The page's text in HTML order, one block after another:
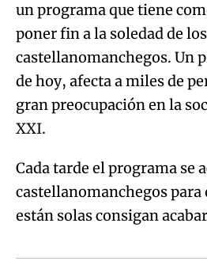
un programa que tiene
poner fin a la soledad de los
castellanomanchegos. Un
de hoy, afecta a miles de
gran preocupación en la
XXI.
Cada tarde el programa se
castellanomanchegos para
están solas consigan